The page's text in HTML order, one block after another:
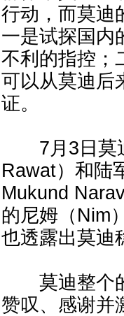
行动，而莫迪
一是试探国内
不利的指控；
可以从莫迪后
证。
7月3日莫迪
Rawat）和陆
Mukund
的尼姆（Nim
也透露出莫迪
莫迪整个的
赞叹、感谢并